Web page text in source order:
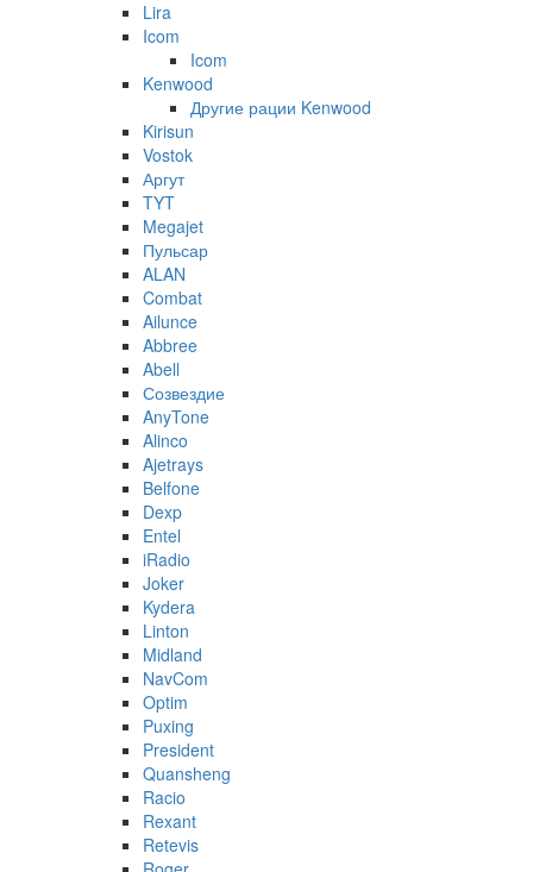
Lira
Icom
Icom
Kenwood
Другие рации Kenwood
Kirisun
Vostok
Аргут
TYT
Megajet
Пульсар
ALAN
Combat
Ailunce
Abbree
Abell
Созвездие
AnyTone
Alinco
Ajetrays
Belfone
Dexp
Entel
iRadio
Joker
Kydera
Linton
Midland
NavCom
Optim
Puxing
President
Quansheng
Racio
Rexant
Retevis